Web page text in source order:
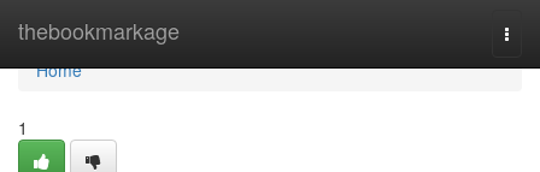
thebookmarkage
Home
Home
1